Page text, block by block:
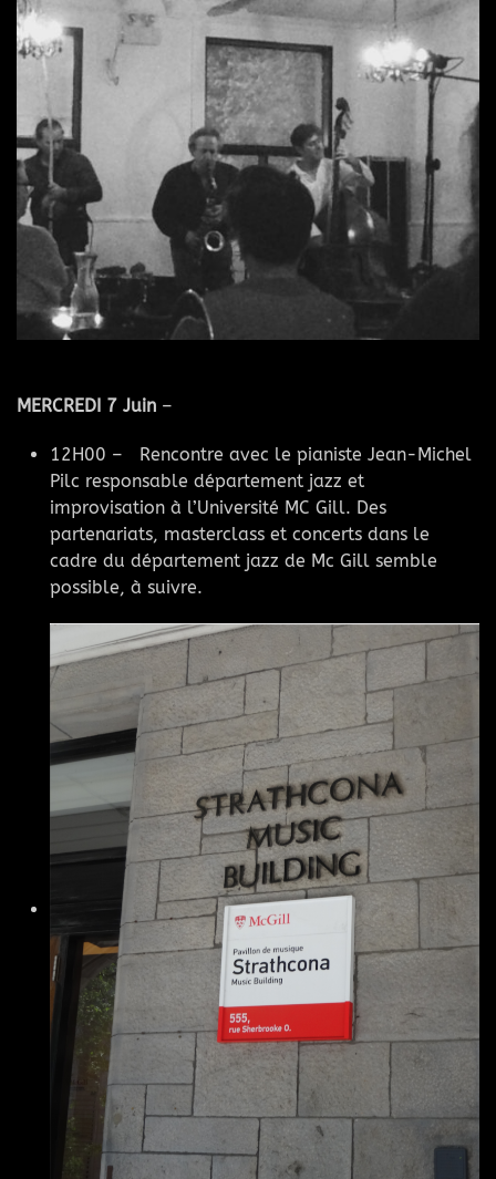
MERCREDI 7 Juin –
12H00 – Rencontre avec le pianiste Jean-Michel
Pilc responsable département jazz et
improvisation à l’Université MC Gill. Des
partenariats, masterclass et concerts dans le
cadre du département jazz de Mc Gill semble
possible, à suivre.